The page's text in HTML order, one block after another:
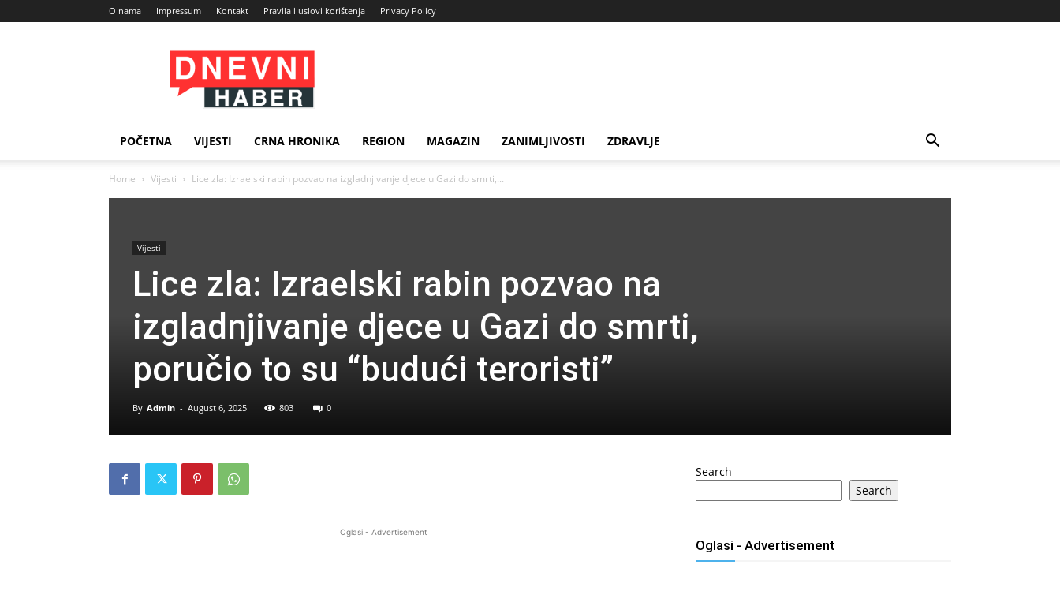
O nama Impressum Kontakt Pravila i uslovi korištenja Privacy Policy
Dnevni
Haber
POČETNA VIJESTI CRNA HRONIKA REGION MAGAZIN ZANIMLJIVOSTI ZDRAVLJE
Home Vijesti Lice zla: Izraelski rabin pozvao na izgladnjivanje djece u Gazi do smrti,...
Vijesti
Lice zla: Izraelski rabin pozvao na
izgladnjivanje djece u Gazi do smrti,
poručio to su “budući teroristi”
By Admin - August 6, 2025 803 0
Oglasi - Advertisement
Search
Search
Oglasi - Advertisement